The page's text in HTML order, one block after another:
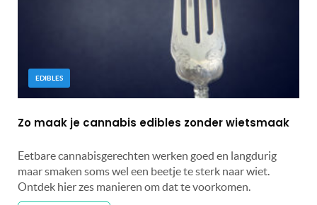
EDIBLES
Zo maak je cannabis edibles zonder wietsmaak
Eetbare cannabisgerechten werken goed en langdurig
maar smaken soms wel een beetje te sterk naar wiet.
Ontdek hier zes manieren om dat te voorkomen.